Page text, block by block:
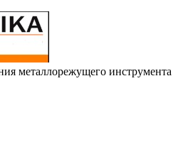
металлорежущего инструмента